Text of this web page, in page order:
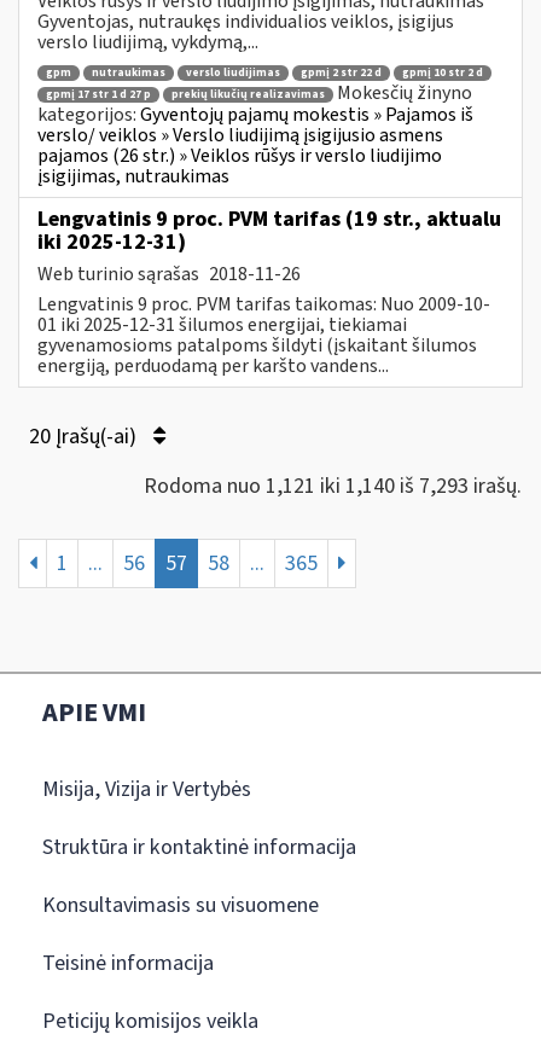
Gyventojas, nutraukęs individualios veiklos, įsigijus
verslo liudijimą, vykdymą,...
gpm nutraukimas verslo liudijimas gpmį 2 str 22 d
gpmį 10 str 2 d
gpmį 17 str 1 d 27 p
prekių likučių realizavimas
Mokesčių žinyno
kategorijos:Gyventojų pajamų mokestis » Pajamos iš
verslo/ veiklos » Verslo liudijimą įsigijusio asmens
pajamos (26 str.) » Veiklos rūšys ir verslo liudijimo
įsigijimas, nutraukimas
Lengvatinis 9 proc. PVM tarifas (19 str., aktualu
iki 2025-12-31)
Web turinio sąrašas 2018-11-26
Lengvatinis 9 proc. PVM tarifas taikomas: Nuo 2009-10-
01 iki 2025-12-31 šilumos energijai, tiekiamai
gyvenamosioms patalpoms šildyti (įskaitant šilumos
energiją, perduodamą per karšto vandens...
20 Įrašų(-ai)
Rodoma nuo 1,121 iki 1,140 iš 7,293 irašų.
1 ... 56 57 58 ... 365
APIE VMI
Misija, Vizija ir Vertybės
Struktūra ir kontaktinė informacija
Konsultavimasis su visuomene
Teisinė informacija
Peticijų komisijos veikla